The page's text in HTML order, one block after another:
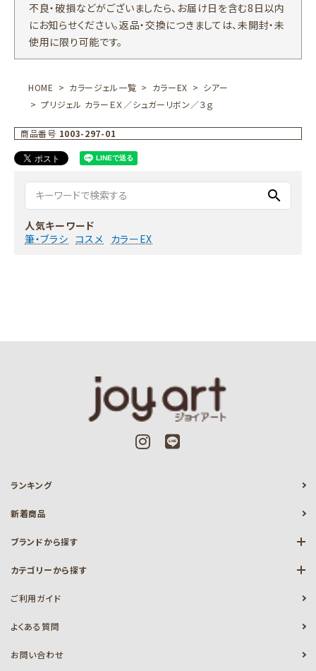
不良・破損などがございましたら、お届け日を含む8日以内
にお知らせください。返品・交換につきましては、未開封・未
使用に限り可能です。
HOME カラージェル一覧 カラーEX
シアー
プリジェル カラーＥＸ／シュガーリボン／３ｇ
商品番号 1003-297-01
search
人気キーワード
筆・ブラシ コスメ カラーEX
ランキング
新着商品
ブランドから探す
カテゴリーから探す
ご利用ガイド
よくある質問
お問い合わせ